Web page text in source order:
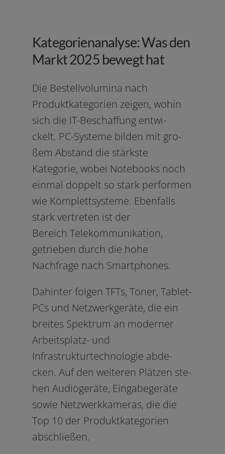
Kategorienanalyse: Was den
Markt 2025 bewegt hat
Die Bestellvolumina nach
Produktkategorien zei­gen, wohin
sich die IT-Beschaffung ent­wi­
ckelt. PC-Systeme bil­den mit gro­
ßem Abstand die stärks­te
Kategorie, wobei Notebooks noch
ein­mal dop­pelt so stark per­for­men
wie Komplettsysteme. Ebenfalls
stark ver­tre­ten ist der
Bereich Telekommunikation,
getrie­ben durch die hohe
Nachfrage nach Smartphones.
Dahinter fol­gen TFTs, Toner, Tablet-
PCs und Netzwerkgeräte, die ein
brei­tes Spektrum an moder­ner
Arbeitsplatz- und
Infrastrukturtechnologie abde­
cken. Auf den wei­te­ren Plätzen ste­
hen Audiogeräte, Eingabegeräte
sowie Netzwerkkameras, die die
Top 10 der Produktkategorien
abschließen.